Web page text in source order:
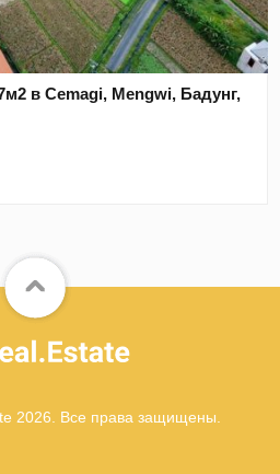
в Cemagi, Mengwi, Бадунг,
2026. Все права защищены.